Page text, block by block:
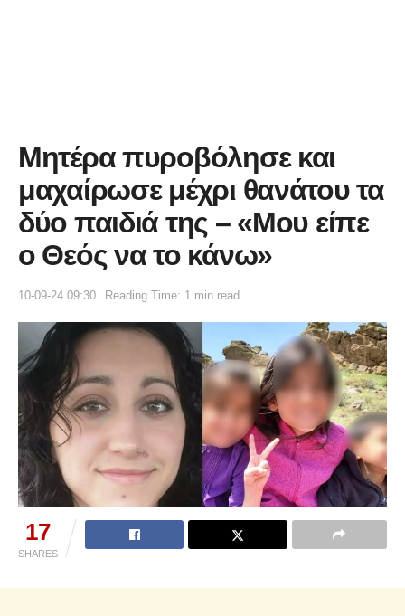
Μητέρα πυροβόλησε και
μαχαίρωσε μέχρι θανάτου τα
δύο παιδιά της – «Μου είπε
ο Θεός να το κάνω»
10-09-24 09:30 Reading Time: 1 min read
17
SHARES